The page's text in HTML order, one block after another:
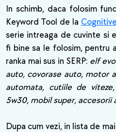
In schimb, daca folosim
Keyword Tool de la
serie intreaga de cuvinte si
fi bine sa le folosim, pentru
ranka mai sus in SERP: elf
auto, covorase auto, motor
automata, cutiile de
5w30, mobil super, accesorii
Dupa cum vezi, in lista de